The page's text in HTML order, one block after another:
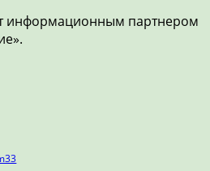
информационным партнером